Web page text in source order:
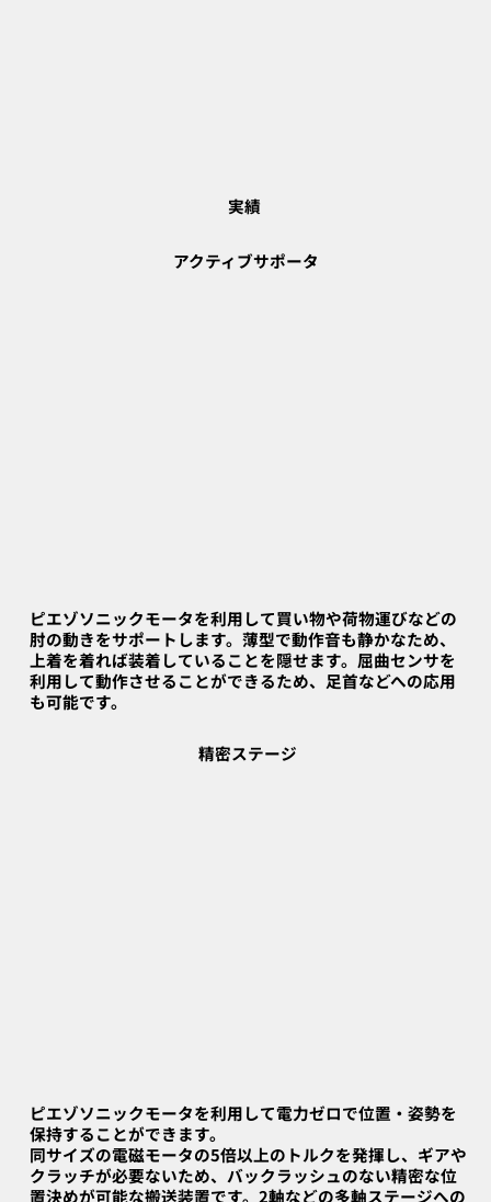
実績
​アクティブサポータ
ピエゾソニックモータを利用して買い物や荷物運びなどの
肘の動きをサポートします。薄型で動作音も静かなため、
上着を着れば装着していることを隠せます。屈曲センサを
利用して動作させることができるため、足首などへの応用
も可能です。
精密ステージ
ピエゾソニックモータを利用して電力ゼロで位置・姿勢を
保持することができます。
同サイズの電磁モータの5倍以上のトルクを発揮し、ギアや
クラッチが必要ないため、バックラッシュのない精密な位
置決めが可能な搬送装置です。2軸などの多軸ステージへの